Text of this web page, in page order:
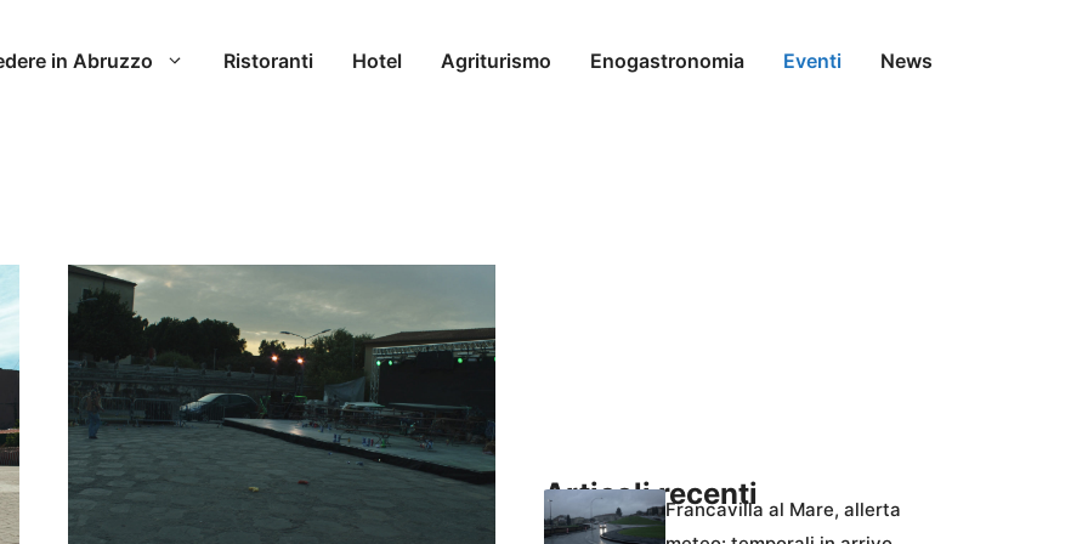
in Abruzzo Ristoranti Hotel Agriturismo Enogastronomia Eventi News
Articoli recentiFrancavilla al Mare, allerta